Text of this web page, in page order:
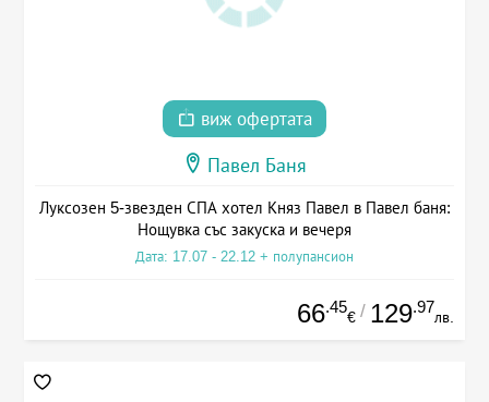
виж офертата
Павел Баня
Луксозен 5-звезден СПА хотел Княз Павел в Павел баня:
Нощувка със закуска и вечеря
Дата: 17.07 - 22.12 + полупансион
66.45
€ / 129.97
лв.